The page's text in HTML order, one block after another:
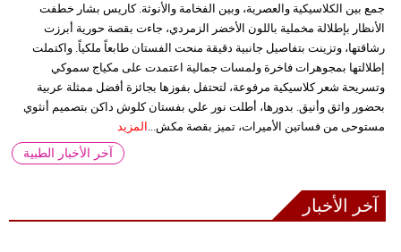
جمع بين الكلاسيكية والعصرية، وبين الفخامة والأنوثة. كاريس بشار خطفت
الأنظار بإطلالة مخملية باللون الأخضر الزمردي، جاءت بقصة حورية أبرزت
رشاقتها، وتزينت بتفاصيل جانبية دقيقة منحت الفستان طابعاً ملكياً. واكتملت
إطلالتها بمجوهرات فاخرة ولمسات جمالية اعتمدت على مكياج سموكي
وتسريحة شعر كلاسيكية مرفوعة، لتحتفل بفوزها بجائزة أفضل ممثلة عربية
بحضور واثق وأنيق. بدورها، أطلت نور علي بفستان كلوش داكن بتصميم أنثوي
مستوحى من فساتين الأميرات، تميز بقصة مكش...
المزيد
آخر الأخبار الطبية
آخر الأخبار